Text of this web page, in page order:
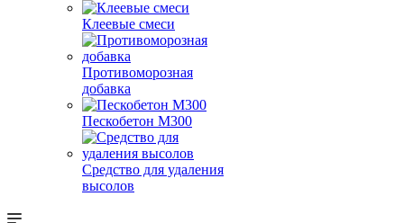
Клеевые смеси
Противоморозная
добавка
Пескобетон М300
Средство для удаления
высолов